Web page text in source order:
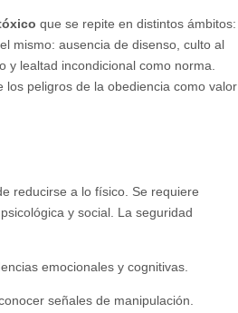
que se repite en distintos ámbitos:
mismo: ausencia de disenso, culto al
y lealtad incondicional como norma.
peligros de la obediencia como valor
reducirse a lo físico. Se requiere
y social. La seguridad
emocionales y cognitivas.
señales de manipulación.